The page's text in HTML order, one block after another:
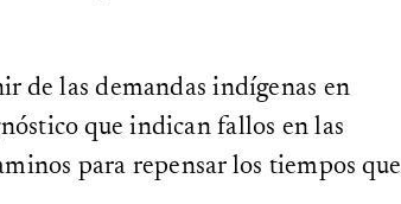
de las demandas indígenas en
que indican fallos en las
para repensar los tiempos que